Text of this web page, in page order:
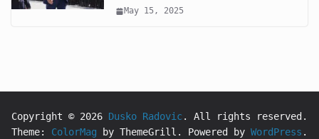
May 15, 2025
Copyright © 2026 Dusko Radovic. All rights reserved.
Theme: ColorMag by ThemeGrill. Powered by WordPress .